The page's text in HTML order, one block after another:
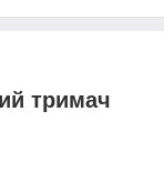
тримач